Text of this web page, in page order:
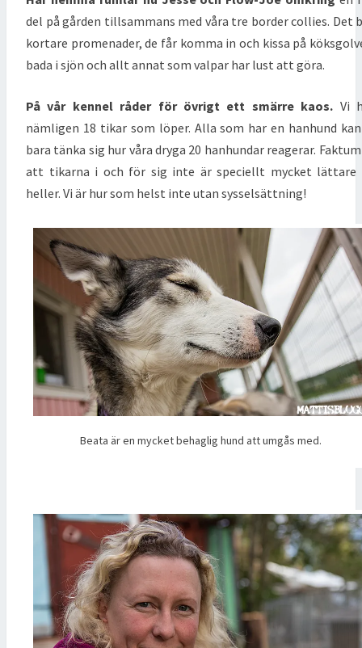
del på gården tillsammans med våra tre border collies. Det
kortare promenader, de får komma in och kissa på
bada i sjön och allt annat som valpar har lust att göra.
På vår kennel råder för övrigt ett smärre kaos. Vi
nämligen 18 tikar som löper. Alla som har en hanhund
bara tänka sig hur våra dryga 20 hanhundar reagerar.
att tikarna i och för sig inte är speciellt mycket lättare
heller. Vi är hur som helst inte utan sysselsättning!
Beata är en mycket behaglig hund att umgås med.